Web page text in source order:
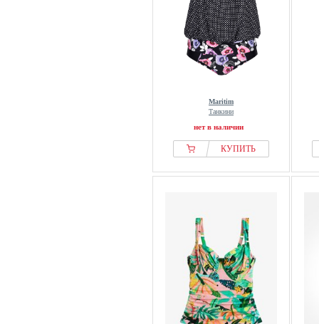
Maritim
Танкини
нет в наличии
КУПИТЬ